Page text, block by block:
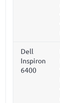
Dell
Inspiron
6400